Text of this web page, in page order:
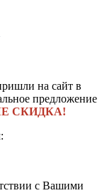
на сайт в
предложение
СКИДКА!
с Вашими